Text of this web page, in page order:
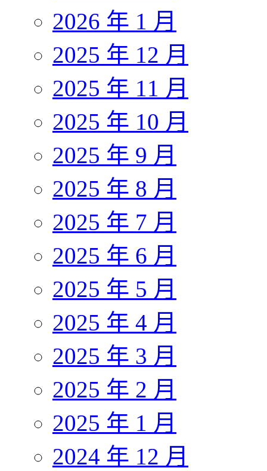
2026 年 1 月
2025 年 12 月
2025 年 11 月
2025 年 10 月
2025 年 9 月
2025 年 8 月
2025 年 7 月
2025 年 6 月
2025 年 5 月
2025 年 4 月
2025 年 3 月
2025 年 2 月
2025 年 1 月
2024 年 12 月